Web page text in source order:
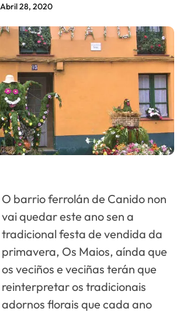
Abril 28, 2020
O barrio ferrolán de Canido non
vai quedar este ano sen a
tradicional festa de vendida da
primavera, Os Maios, aínda que
os veciños e veciñas terán que
reinterpretar os tradicionais
adornos florais que cada ano